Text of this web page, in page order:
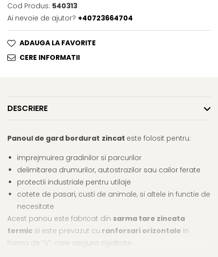
Cod Produs: 540313
Ai nevoie de ajutor? +40723664704
ADAUGA LA FAVORITE
CERE INFORMATII
DESCRIERE
Panoul de gard bordurat zincat este folosit pentru:
imprejmuirea gradinilor si parcurilor
delimitarea drumurilor, autostrazilor sau cailor ferate
protectii industriale pentru utilaje
cotete de pasari, custi de animale, si altele in functie de
necesitate
Acest panou este fabricat din sarma tare zincata
termic si este prevazut cu ranforsari orizontale in
forma de ”V”, care asigura rigiditate.